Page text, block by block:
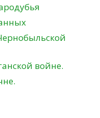
войне.